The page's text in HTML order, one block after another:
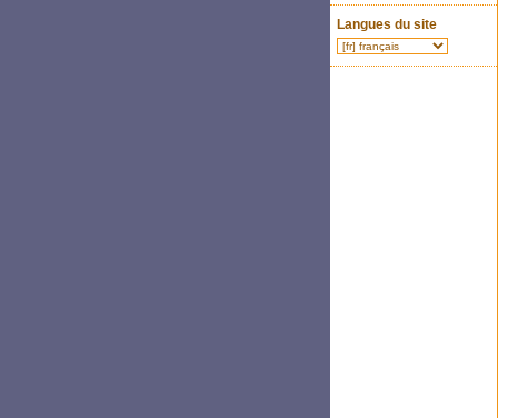
Langues du site